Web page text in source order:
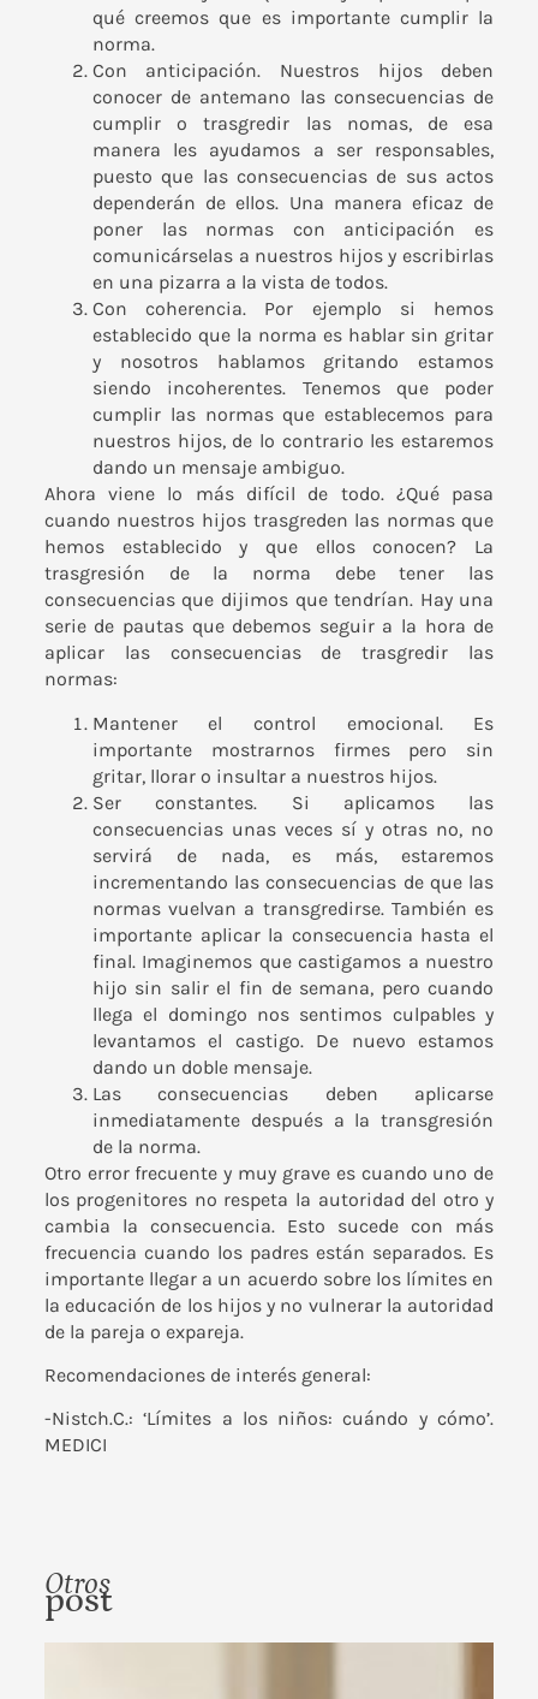
qué creemos que es importante cumplir la
norma.
Con anticipación. Nuestros hijos deben
conocer de antemano las consecuencias de
cumplir o trasgredir las nomas, de esa
manera les ayudamos a ser responsables,
puesto que las consecuencias de sus actos
dependerán de ellos. Una manera eficaz de
poner las normas con anticipación es
comunicárselas a nuestros hijos y escribirlas
en una pizarra a la vista de todos.
Con coherencia. Por ejemplo si hemos
establecido que la norma es hablar sin gritar
y nosotros hablamos gritando estamos
siendo incoherentes. Tenemos que poder
cumplir las normas que establecemos para
nuestros hijos, de lo contrario les estaremos
dando un mensaje ambiguo.
Ahora viene lo más difícil de todo. ¿Qué pasa
cuando nuestros hijos trasgreden las normas que
hemos establecido y que ellos conocen? La
trasgresión de la norma debe tener las
consecuencias que dijimos que tendrían. Hay una
serie de pautas que debemos seguir a la hora de
aplicar las consecuencias de trasgredir las
normas:
Mantener el control emocional. Es
importante mostrarnos firmes pero sin
gritar, llorar o insultar a nuestros hijos.
Ser constantes. Si aplicamos las
consecuencias unas veces sí y otras no, no
servirá de nada, es más, estaremos
incrementando las consecuencias de que las
normas vuelvan a transgredirse. También es
importante aplicar la consecuencia hasta el
final. Imaginemos que castigamos a nuestro
hijo sin salir el fin de semana, pero cuando
llega el domingo nos sentimos culpables y
levantamos el castigo. De nuevo estamos
dando un doble mensaje.
Las consecuencias deben aplicarse
inmediatamente después a la transgresión
de la norma.
Otro error frecuente y muy grave es cuando uno de
los progenitores no respeta la autoridad del otro y
cambia la consecuencia. Esto sucede con más
frecuencia cuando los padres están separados. Es
importante llegar a un acuerdo sobre los límites en
la educación de los hijos y no vulnerar la autoridad
de la pareja o expareja.
Recomendaciones de interés general:
-Nistch.C.: ‘Límites a los niños: cuándo y cómo’.
MEDICI
Otros
post